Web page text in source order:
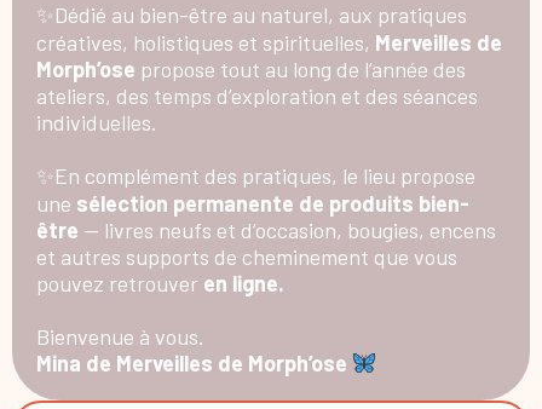
✨Dédié au bien-être au naturel, aux pratiques
créatives, holistiques et spirituelles, Merveilles de
Morph’ose propose tout au long de l’année des
ateliers, des temps d’exploration et des séances
individuelles.
✨En complément des pratiques, le lieu propose
une sélection permanente de produits bien-
être — livres neufs et d’occasion, bougies, encens
et autres supports de cheminement que vous
pouvez retrouver en ligne.
Bienvenue à vous.
Mina de Merveilles de Morph’ose